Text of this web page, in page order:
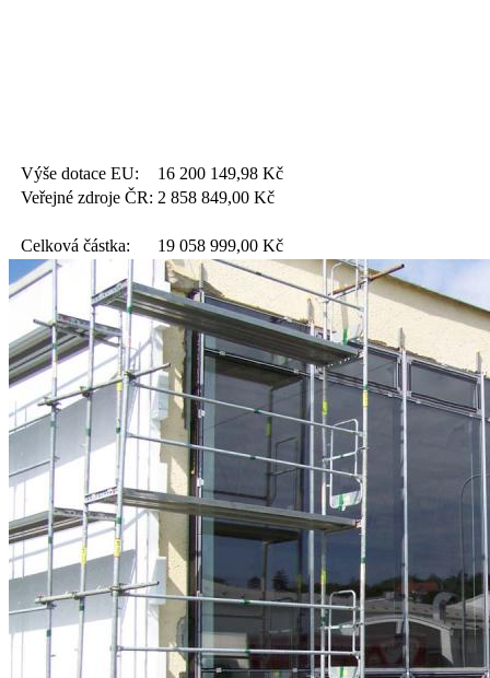
Výše dotace EU: 16 200 149,98 Kč
Veřejné zdroje ČR: 2 858 849,00 Kč
Celková částka: 19 058 999,00 Kč